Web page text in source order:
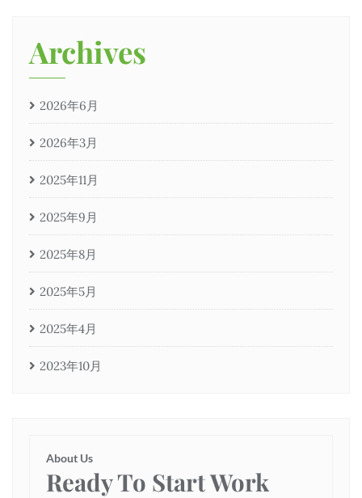
Archives
2026年6月
2026年3月
2025年11月
2025年9月
2025年8月
2025年5月
2025年4月
2023年10月
About Us
Ready To StartWork